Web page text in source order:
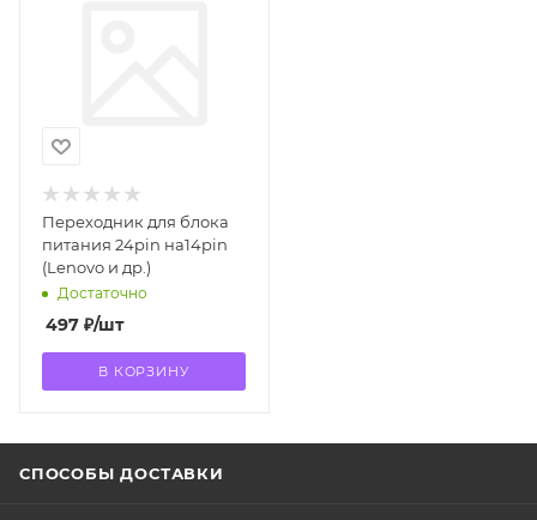
Переходник для блока
питания 24pin на14pin
(Lenovo и др.)
Достаточно
497 ₽/шт
В КОРЗИНУ
СПОСОБЫ ДОСТАВКИ